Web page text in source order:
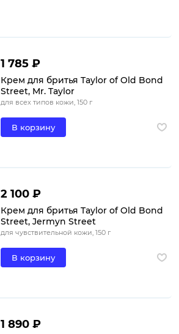
1 785 ₽
Крем для бритья Taylor of Old Bond
Street, Mr. Taylor
для всех типов кожи, 150 г
В корзину
2 100 ₽
Крем для бритья Taylor of Old Bond
Street, Jermyn Street
для чувствительной кожи, 150 г
В корзину
1 890 ₽